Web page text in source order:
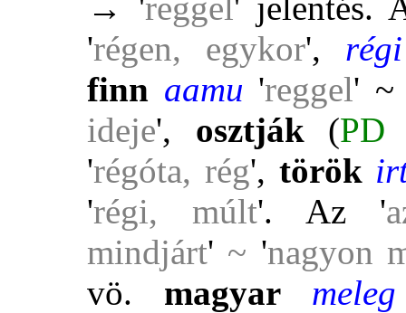
'régen, egykor',
finn aamu 'reggel'
ideje', osztják(PD
'régóta, rég', török
'régi, múlt'. Az '
mindjárt' ~ 'nagyon
vö. magyar